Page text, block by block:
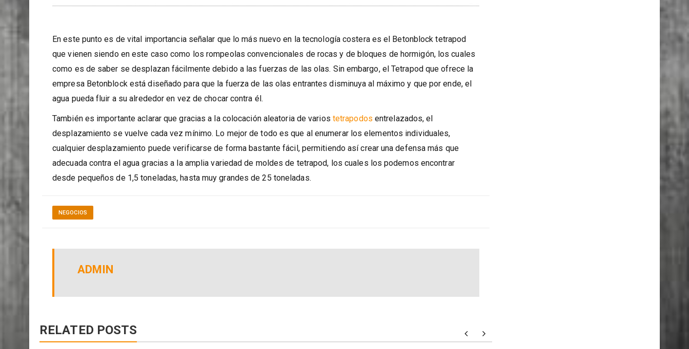
En este punto es de vital importancia señalar que lo más nuevo en la tecnología costera es el Betonblock tetrapod
que vienen siendo en este caso como los rompeolas convencionales de rocas y de bloques de hormigón, los cuales
como es de saber se desplazan fácilmente debido a las fuerzas de las olas. Sin embargo, el Tetrapod que ofrece la
empresa Betonblock está diseñado para que la fuerza de las olas entrantes disminuya al máximo y que por ende, el
agua pueda fluir a su alrededor en vez de chocar contra él.
También es importante aclarar que gracias a la colocación aleatoria de variostetrapodosentrelazados, el
desplazamiento se vuelve cada vez mínimo. Lo mejor de todo es que al enumerar los elementos individuales,
cualquier desplazamiento puede verificarse de forma bastante fácil, permitiendo así crear una defensa más que
adecuada contra el agua gracias a la amplia variedad de moldes de tetrapod, los cuales los podemos encontrar